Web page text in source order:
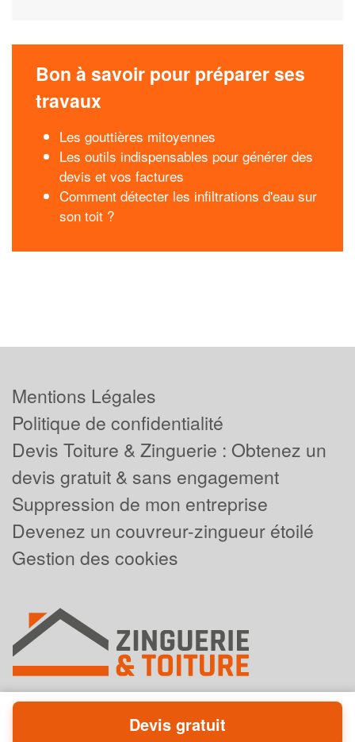
Bon à savoir pour préparer ses
travaux
Les gouttières mitoyennes
Les outils indispensables pour générer des
devis et vos factures
Comment détecter les infiltrations d'eau sur
son toit ?
Mentions Légales
Politique de confidentialité
Devis Toiture & Zinguerie : Obtenez un
devis gratuit & sans engagement
Suppression de mon entreprise
Devenez un couvreur-zingueur étoilé
Gestion des cookies
Powered byPlus que pro
Devis gratuit